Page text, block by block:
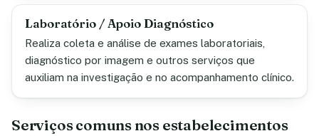
Laboratório / Apoio Diagnóstico
Realiza coleta e análise de exames laboratoriais,
diagnóstico por imagem e outros serviços que
auxiliam na investigação e no acompanhamento clínico.
Serviços comuns nos estabelecimentos